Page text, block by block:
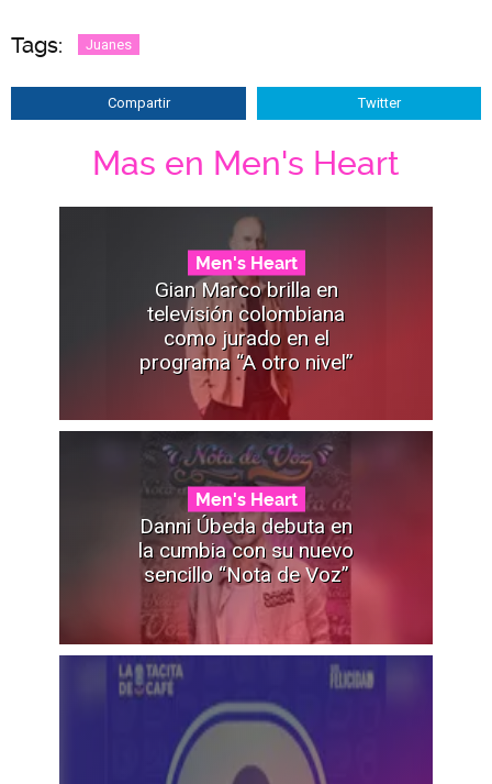
Tags: Juanes
Compartir Twitter
Mas en Men's Heart
Men's Heart
Gian Marco brilla en
televisión colombiana
como jurado en el
programa “A otro nivel”
Men's Heart
Danni Úbeda debuta en
la cumbia con su nuevo
sencillo “Nota de Voz”